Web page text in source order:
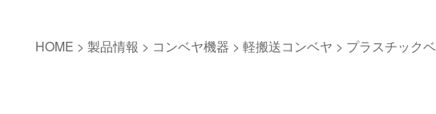
HOME > 製品情報 > コンベヤ機器 > 軽搬送コンベヤ > プラスチック